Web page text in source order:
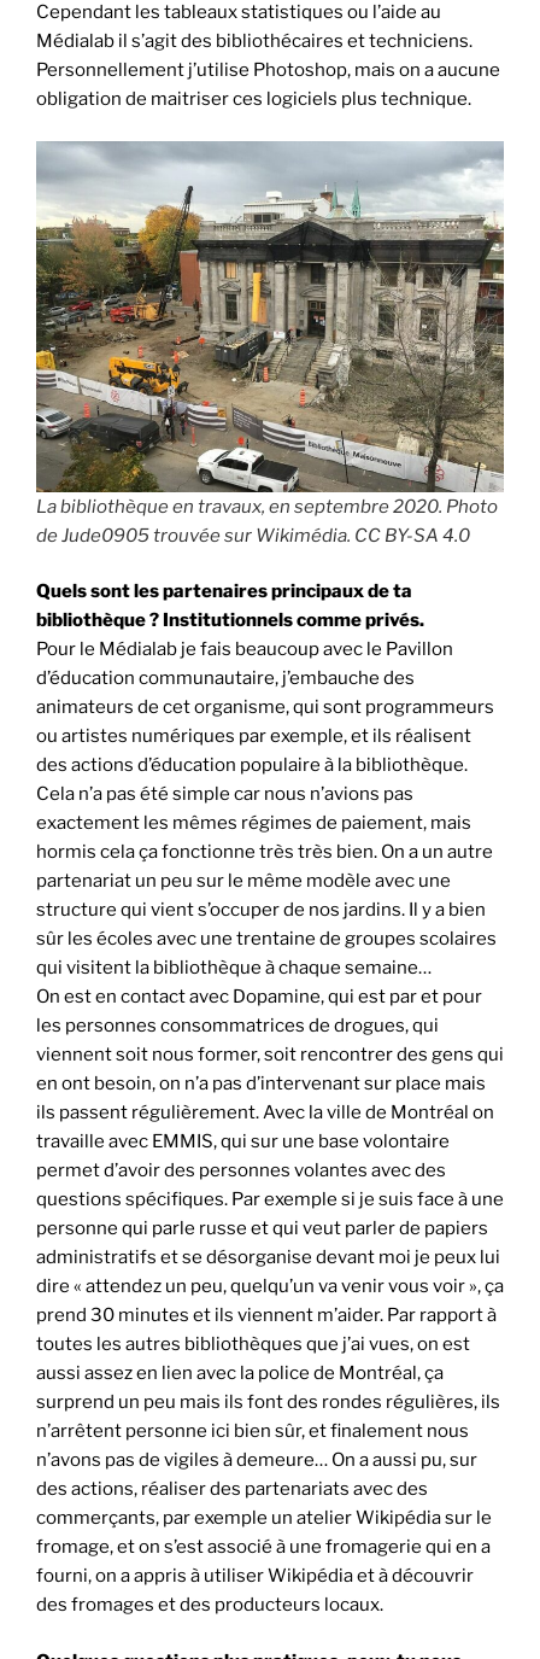
Cependant les tableaux statistiques ou l’aide au
Médialab il s’agit des bibliothécaires et techniciens.
Personnellement j’utilise Photoshop, mais on a aucune
obligation de maitriser ces logiciels plus technique.
La bibliothèque en travaux, en septembre 2020. Photo
de Jude0905 trouvée sur Wikimédia. CC BY-SA 4.0
Quels sont les partenaires principaux de ta
bibliothèque ? Institutionnels comme privés.
Pour le Médialab je fais beaucoup avec le Pavillon
d’éducation communautaire, j’embauche des
animateurs de cet organisme, qui sont programmeurs
ou artistes numériques par exemple, et ils réalisent
des actions d’éducation populaire à la bibliothèque.
Cela n’a pas été simple car nous n’avions pas
exactement les mêmes régimes de paiement, mais
hormis cela ça fonctionne très très bien. On a un autre
partenariat un peu sur le même modèle avec une
structure qui vient s’occuper de nos jardins. Il y a bien
sûr les écoles avec une trentaine de groupes scolaires
qui visitent la bibliothèque à chaque semaine…
On est en contact avec Dopamine, qui est par et pour
les personnes consommatrices de drogues, qui
viennent soit nous former, soit rencontrer des gens qui
en ont besoin, on n’a pas d’intervenant sur place mais
ils passent régulièrement. Avec la ville de Montréal on
travaille avec EMMIS, qui sur une base volontaire
permet d’avoir des personnes volantes avec des
questions spécifiques. Par exemple si je suis face à une
personne qui parle russe et qui veut parler de papiers
administratifs et se désorganise devant moi je peux lui
dire « attendez un peu, quelqu’un va venir vous voir », ça
prend 30 minutes et ils viennent m’aider. Par rapport à
toutes les autres bibliothèques que j’ai vues, on est
aussi assez en lien avec la police de Montréal, ça
surprend un peu mais ils font des rondes régulières, ils
n’arrêtent personne ici bien sûr, et finalement nous
n’avons pas de vigiles à demeure… On a aussi pu, sur
des actions, réaliser des partenariats avec des
commerçants, par exemple un atelier Wikipédia sur le
fromage, et on s’est associé à une fromagerie qui en a
fourni, on a appris à utiliser Wikipédia et à découvrir
des fromages et des producteurs locaux.